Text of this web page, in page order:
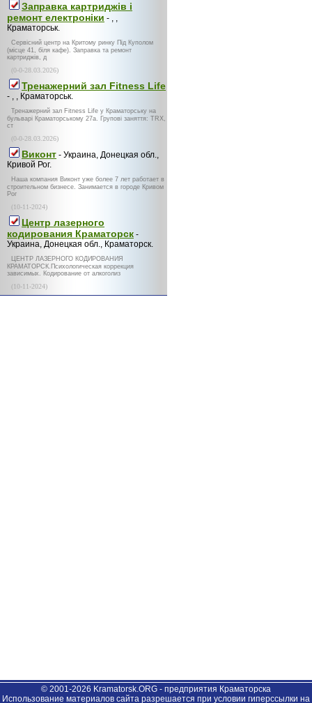
Заправка картриджів і
ремонт електроніки - , ,
Краматорськ.
Сервісний центр на Критому ринку Під Куполом
(місце 41, біля кафе). Заправка та ремонт
картриджів, д
(0-0-28.03.2026)
Тренажерний зал Fitness Life
- , , Краматорськ.
Тренажерний зал Fitness Life у Краматорську на
бульварі Краматорському 27а. Групові заняття: TRX,
ст
(0-0-28.03.2026)
Виконт - Украина, Донецкая обл.,
Кривой Рог.
Наша компания Виконт уже более 7 лет работает в
строительном бизнесе. Занимается в городе Кривом
Рог
(10-11-2024)
Центр лазерного
кодирования Краматорск -
Украина, Донецкая обл., Краматорск.
ЦЕНТР ЛАЗЕРНОГО КОДИРОВАНИЯ
КРАМАТОРСК.Психологическая коррекция
зависимых. Кодирование от алкоголиз
(10-11-2024)
© 2001-2026 Kramatorsk.ORG - предприятия Краматорска
Использование материалов сайта разрешается при условии гиперссылки на